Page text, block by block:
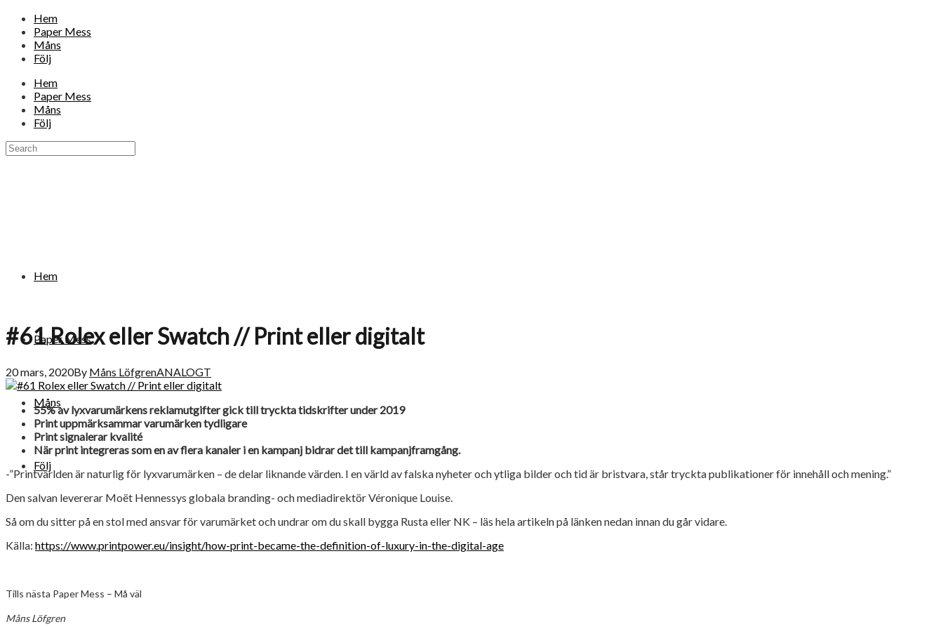
Hem
Paper Mess
Måns
Följ
Hem
Paper Mess
Måns
Följ
Hem
Paper Mess
Måns
Följ
#61 Rolex eller Swatch // Print eller digitalt
20 mars, 2020By Måns LöfgrenANALOGT
55% av lyxvarumärkens reklamutgifter gick till tryckta tidskrifter under 2019
Print uppmärksammar varumärken tydligare
Print signalerar kvalité
När print integreras som en av flera kanaler i en kampanj bidrar det till kampanjframgång.
-”Printvärlden är naturlig för lyxvarumärken – de delar liknande värden. I en värld av falska nyheter och ytliga bilder och tid är bristvara, står tryckta publikationer för innehåll och mening.”
Den salvan levererar Moët Hennessys globala branding- och mediadirektör Véronique Louise.
Så om du sitter på en stol med ansvar för varumärket och undrar om du skall bygga Rusta eller NK – läs hela artikeln på länken nedan innan du går vidare.
Källa: https://www.printpower.eu/insight/how-print-became-the-definition-of-luxury-in-the-digital-age
Tills nästa Paper Mess – Må väl
Måns Löfgren